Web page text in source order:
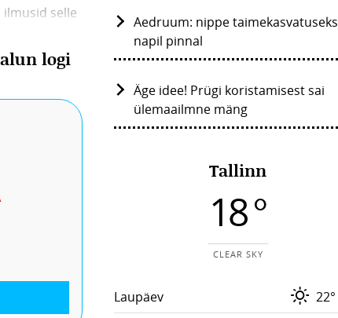
selle
logi
Aedruum: nippe taimekasvatuseks
napil pinnal
Äge idee! Prügi koristamisest sai
ülemaailmne mäng
Tallinn
18 °
CLEAR SKY
Laupäev 22°